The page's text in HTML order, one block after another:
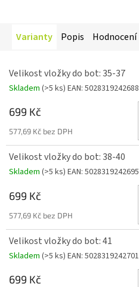
Varianty Popis Hodnocení
Velikost vložky do bot: 35-37
Skladem (>5 ks) EAN: 5028319242688
699 Kč
577,69 Kč bez DPH
Velikost vložky do bot: 38-40
Skladem (>5 ks) EAN: 5028319242695
699 Kč
577,69 Kč bez DPH
Velikost vložky do bot: 41
Skladem (>5 ks) EAN: 5028319242701
699 Kč